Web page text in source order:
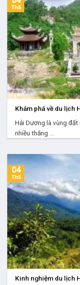
Khám phá về du lịch
Hải Dương là vùng đất
nhiều thắng ...
Th5
Kinh nghiệm du lịch
04
Th5